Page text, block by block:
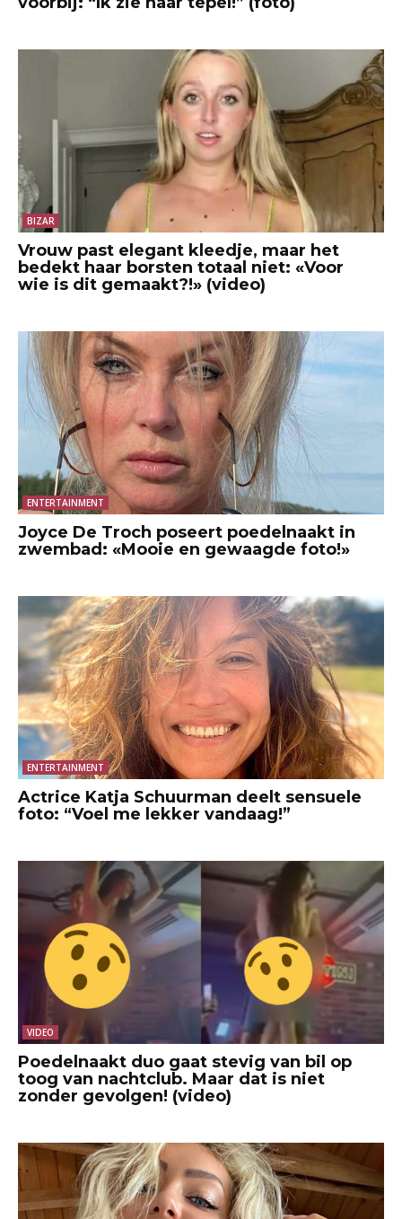
BIZAR
Vrouw past elegant kleedje, maar het
bedekt haar borsten totaal niet: «Voor
wie is dit gemaakt?!» (video)
ENTERTAINMENT
Joyce De Troch poseert poedelnaakt in
zwembad: «Mooie en gewaagde foto!»
ENTERTAINMENT
Actrice Katja Schuurman deelt sensuele
foto: “Voel me lekker vandaag!”
VIDEO
Poedelnaakt duo gaat stevig van bil op
toog van nachtclub. Maar dat is niet
zonder gevolgen! (video)